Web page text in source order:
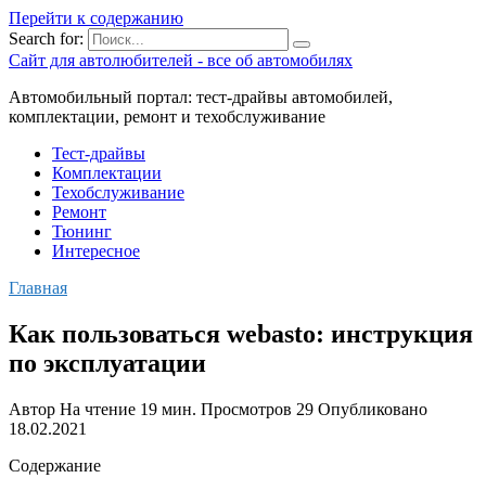
Перейти к содержанию
Search for:
Сайт для автолюбителей - все об автомобилях
Автомобильный портал: тест-драйвы автомобилей,
комплектации, ремонт и техобслуживание
Тест-драйвы
Комплектации
Техобслуживание
Ремонт
Тюнинг
Интересное
Главная
Как пользоваться webasto: инструкция
по эксплуатации
Автор На чтение 19 мин. Просмотров 29 Опубликовано
18.02.2021
Содержание